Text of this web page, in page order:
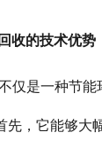
收的技术优势
仅是一种节能
先，它能够大